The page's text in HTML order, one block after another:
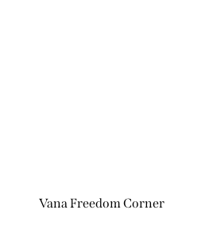
Vana Freedom Corner